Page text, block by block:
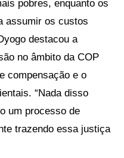
pobres, enquanto os
assumir os custos
destacou a
no âmbito da COP
compensação e o
“Nada disso
um processo de
trazendo essa justiça